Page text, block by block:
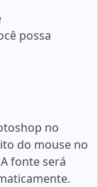
possa
no
do mouse no
fonte será